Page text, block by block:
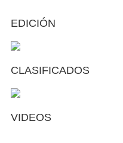
EDICIÓN
CLASIFICADOS
VIDEOS